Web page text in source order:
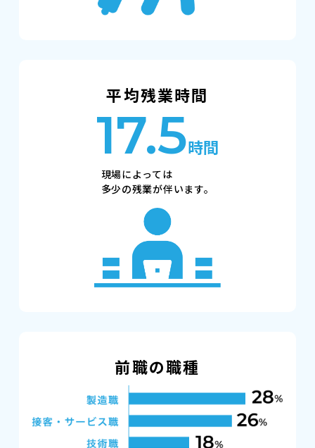
平均残業時間
17.5時間
現場によっては
多少の残業が伴います。
前職の職種